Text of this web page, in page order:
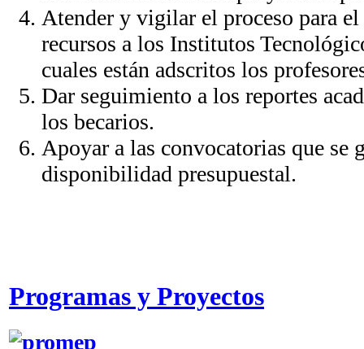
Atender y vigilar el proceso para
recursos a los Institutos
cuales están adscritos los
Dar seguimiento a los reportes
los becarios.
Apoyar a las convocatorias que se
disponibilidad presupuestal.
Programas y Proyectos